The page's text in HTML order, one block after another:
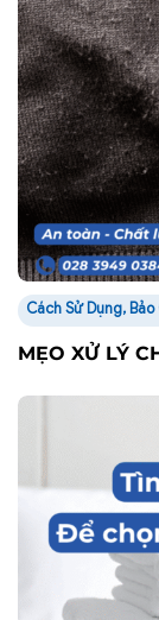
Cách Sử Dụng, Bảo
MẸO XỬ LÝ